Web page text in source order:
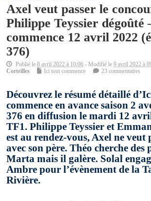
Axel veut passer le
Philippe Teyssier dégoûté
commence 12 avril 2022
376)
Publié le8 avril 2022 à 10:06 - Modifié le9 avril 2022 à
Corteilles
Ici tout commence 23 commentaires
Découvrez le résumé détaillé
commence en avance saison 2
376 en diffusion le mardi 12
TF1. Philippe Teyssier et
est au rendez-vous, Axel ne veut
avec son père. Théo cherche des
Marta mais il galère. Solal
Ambre pour l’évènement de la
Rivière.